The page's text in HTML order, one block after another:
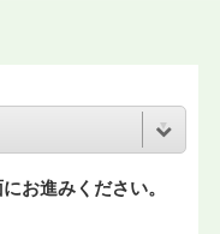
お進みください。